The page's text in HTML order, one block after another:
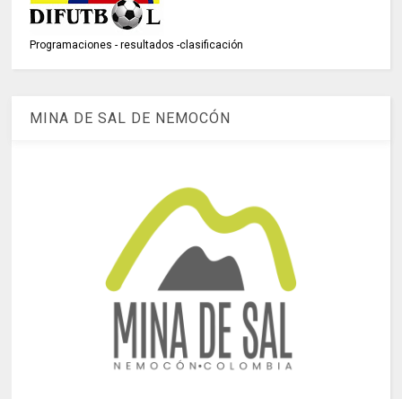
Programaciones - resultados -clasificación
MINA DE SAL DE NEMOCÓN